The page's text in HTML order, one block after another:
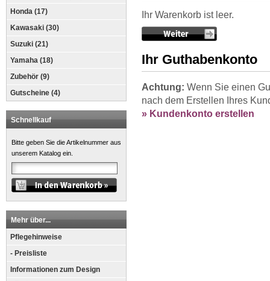
Honda (17)
Kawasaki (30)
Suzuki (21)
Yamaha (18)
Zubehör (9)
Gutscheine (4)
Schnellkauf
Bitte geben Sie die Artikelnummer aus
unserem Katalog ein.
Mehr über...
Pflegehinweise
- Preisliste
Informationen zum Design
Ihr Warenkorb ist leer.
Ihr Guthabenkonto
Achtung: Wenn Sie einen
nach dem Erstellen Ihres
» Kundenkonto erstellen